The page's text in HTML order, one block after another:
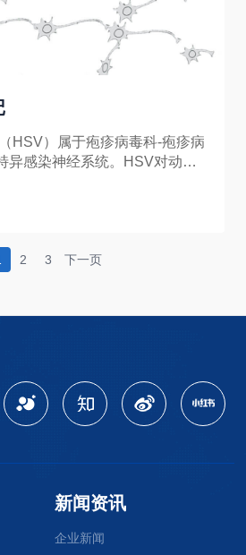
HSV）属于疱疹病毒科-疱疹病
异感染神经系统。HSV对动物
。HSV基因组为线状双链D
2 3 下一页
新闻资讯
企业新闻